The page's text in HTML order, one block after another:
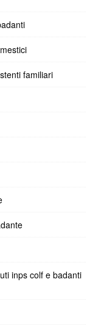
familiari
inps colf e badanti